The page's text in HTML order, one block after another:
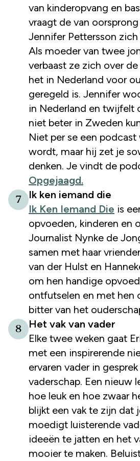
van kinderopvang en
vraagt de van
Jennifer Pettersson
Als moeder van twee
verbaast ze zich over
het in Nederland voor
geregeld is. Jennifer
in Nederland en twijfelt
niet beter in Zweden
Niet per se een podcast
wordt, maar hij zet je
denken. Je vindt de
Opgejaagd.
7
Ik ken iemand die
Ik Ken Iemand Die is
opvoeden, kinderen en
Journalist Nynke de
samen met haar
van der Hulst en
om hen handige
ontfutselen en met hen
bitter van het
8
Het vak van vader
Elke twee weken gaat
met een inspirerende
ervaren vader in
vaderschap. Een nieuw
hoe leuk en hoe zwaar
blijkt een vak te zijn dat
moedigt luisterende
ideeën te jatten en het
mooier te maken.